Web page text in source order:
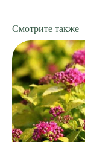
Смотрите также